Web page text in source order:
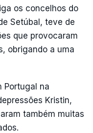
os concelhos do
Setúbal, teve de
que provocaram
obrigando a uma
Portugal na
Kristin,
também muitas